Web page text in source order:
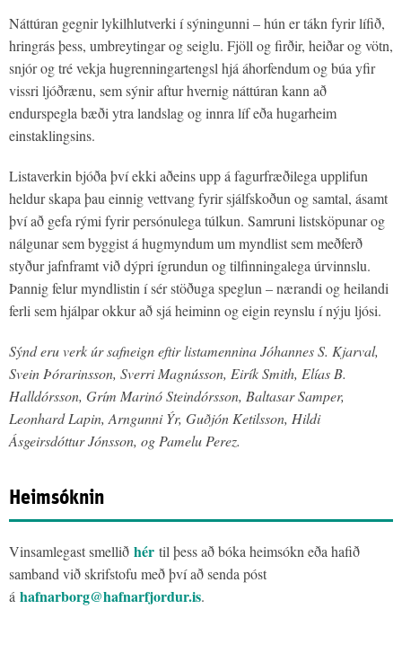
Náttúran gegnir lykilhlutverki í sýningunni – hún er tákn fyrir lífið,
hringrás þess, umbreytingar og seiglu. Fjöll og firðir, heiðar og vötn,
snjór og tré vekja hugrenningartengsl hjá áhorfendum og búa yfir
vissri ljóðrænu, sem sýnir aftur hvernig náttúran kann að
endurspegla bæði ytra landslag og innra líf eða hugarheim
einstaklingsins.
Listaverkin bjóða því ekki aðeins upp á fagurfræðilega upplifun
heldur skapa þau einnig vettvang fyrir sjálfskoðun og samtal, ásamt
því að gefa rými fyrir persónulega túlkun. Samruni listsköpunar og
nálgunar sem byggist á hugmyndum um myndlist sem meðferð
styður jafnframt við dýpri ígrundun og tilfinningalega úrvinnslu.
Þannig felur myndlistin í sér stöðuga speglun – nærandi og heilandi
ferli sem hjálpar okkur að sjá heiminn og eigin reynslu í nýju ljósi.
Sýnd eru verk úr safneign eftir listamennina Jóhannes S. Kjarval,
Svein Þórarinsson, Sverri Magnússon, Eirík Smith, Elías B.
Halldórsson, Grím Marinó Steindórsson, Baltasar Samper,
Leonhard Lapin, Arngunni Ýr, Guðjón Ketilsson, Hildi
Ásgeirsdóttur Jónsson, og Pamelu Perez.
Heimsóknin
Vinsamlegast smellið hér til þess að bóka heimsókn eða hafið
samband við skrifstofu með því að senda póst
á hafnarborg@hafnarfjordur.is.